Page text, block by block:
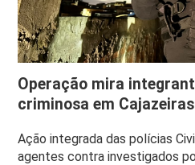
Operação mira
criminosa em Cajazeiras
Ação integrada das polícias
agentes contra investigados